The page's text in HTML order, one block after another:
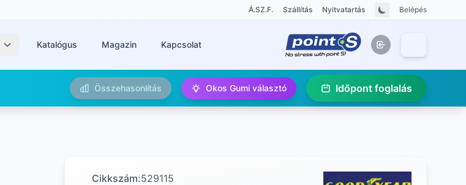
Á.SZ.F. Szállítás Nyitvatartás Belépés
Katalógus Magazin Kapcsolat
Összehasonlítás Okos Gumi választó Időpont foglalás
Cikkszám:529115